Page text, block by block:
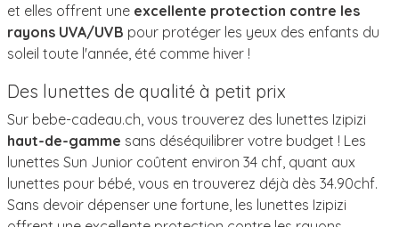
et elles offrent une excellente protection contre les
rayons UVA/UVB pour protéger les yeux des enfants du
soleil toute l'année, été comme hiver !
Des lunettes de qualité à petit prix
Sur bebe-cadeau.ch, vous trouverez des lunettes Izipizi
haut-de-gamme sans déséquilibrer votre budget ! Les
lunettes Sun Junior coûtent environ 34 chf, quant aux
lunettes pour bébé, vous en trouverez déjà dès 34.90chf.
Sans devoir dépenser une fortune, les lunettes Izipizi